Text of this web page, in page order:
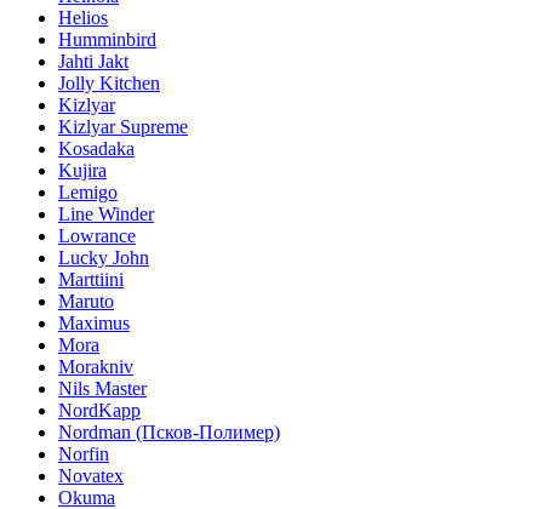
Helios
Humminbird
Jahti Jakt
Jolly Kitchen
Kizlyar
Kizlyar Supreme
Kosadaka
Kujira
Lemigo
Line Winder
Lowrance
Lucky John
Marttiini
Maruto
Maximus
Mora
Morakniv
Nils Master
NordKapp
Nordman (Псков-Полимер)
Norfin
Novatex
Okuma